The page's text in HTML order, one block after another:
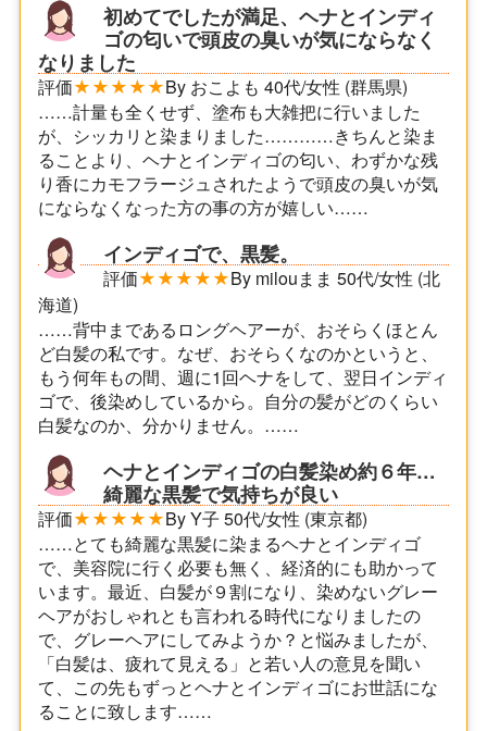
初めてでしたが満足、ヘナとインディ
ゴの匂いで頭皮の臭いが気にならなく
なりました
評価★★★★★By おこよも 40代/女性 (群馬県)
……計量も全くせず、塗布も大雑把に行いました
が、シッカリと染まりました…………きちんと染ま
ることより、ヘナとインディゴの匂い、わずかな残
り香にカモフラージュされたようで頭皮の臭いが気
にならなくなった方の事の方が嬉しい……
インディゴで、黒髪。
評価★★★★★By milouまま 50代/女性 (北
海道)
……背中まであるロングヘアーが、おそらくほとん
ど白髪の私です。なぜ、おそらくなのかというと、
もう何年もの間、週に1回ヘナをして、翌日インディ
ゴで、後染めしているから。自分の髪がどのくらい
白髪なのか、分かりません。……
ヘナとインディゴの白髪染め約６年…
綺麗な黒髪で気持ちが良い
評価★★★★★By Y子 50代/女性 (東京都)
……とても綺麗な黒髪に染まるヘナとインディゴ
で、美容院に行く必要も無く、経済的にも助かって
います。最近、白髪が９割になり、染めないグレー
ヘアがおしゃれとも言われる時代になりましたの
で、グレーヘアにしてみようか？と悩みましたが、
「白髪は、疲れて見える」と若い人の意見を聞い
て、この先もずっとヘナとインディゴにお世話にな
ることに致します……